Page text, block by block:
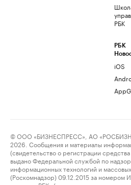
РБК
РБК
iOS
© ООО «БИЗНЕСПРЕСС», АО
2026. Сообщения и материалы
(свидетельство о регистрации
выдано Федеральной службой по
информационных технологий и
(Роскомнадзор) 09.12.2015 за